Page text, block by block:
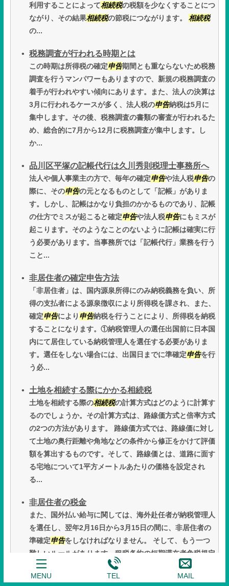
利用することによって相続税の税額を少なくすることにつ
ながり、その結果相続税の節税につながります。 相続税
の...
税務調査が行われる時期とは
この時期は所得税の確定申告期間とも重ならないため税務
調査を行うマンパワーもありますので、新規の税務調査の
着手が行われやすい傾向にあります。また、法人の決算は
3月に行われるケースが多く、法人税の申告納税は5月に
集中します。その後、税務調査の書類の審査が行われるた
め、総合的に7月から12月に税務調査が集中します。し
か...
品川区平塚の記帳代行は久川秀則税理士事務所へ
法人や個人事業主の方で、毎年の確定申告や法人税申告の
際に、その申告の元となるものとして「記帳」がありま
す。しかし、記帳はかなり負担のかかるものであり、記帳
の仕方でミスが起こると確定申告や法人税申告にもミスが
起こります。そのようなことのないように記帳は確実に行
う必要があります。当事務所では「記帳代行」業務を行う
こと...
非居住者の確定申告方法
「非居住者」は、国内源泉所得にのみ納税義務を負い、所
得の支払者による源泉徴収により所得税を課され、また、
確定申告により 申告納税を行うことにより、所得税を納税
することになります。①納税管理人の選任出国前に日本国
内にて居住している納税管理人を選任する必要がありま
す。選任をしない場合には、出国日までに準確定申告を行
う必...
土地を相続する際にかかる相続税
土地を相続する際の相続税の計算方式はどのように計算す
るのでしょうか。その計算方式は、路線価方式と倍率方式
の2つの方法があります。 路線価方式では、路線価に対し
て土地の奥行距離や角地などの条件から修正をかけて評価
額を算出するものです。そして、路線価とは、道路に面す
る宅地について1平方メートルあたりの価格を設定され
る...
非居住者の税金
また、国外払い給与に関しては、海外赴任者が納税管理人
を選任し、翌年2月16日から3月15日の間に、非居住者の
準確定申告をしなければなりません。 そして、もう一つ
難しいルールがあります。租税条約の短期滞在者免税規定
です。このルールが適用される場合には、国外払い給与に
関しては、日本法人がその国外払い給与を負担しない限...
MENU TEL MAIL